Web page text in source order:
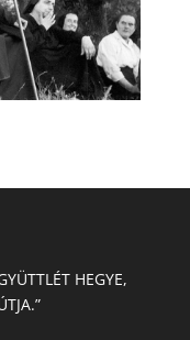
HEGYE,